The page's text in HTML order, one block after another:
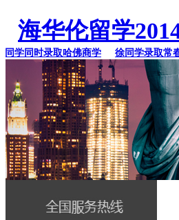
海华伦留学
同时录取哈佛商学 徐同学录取常春藤